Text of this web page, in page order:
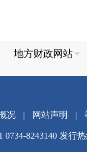
况| 网站声明 |
8243140 发行